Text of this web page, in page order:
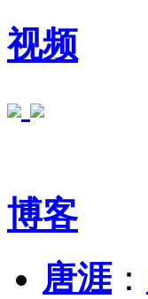
视频
博客
唐涯：